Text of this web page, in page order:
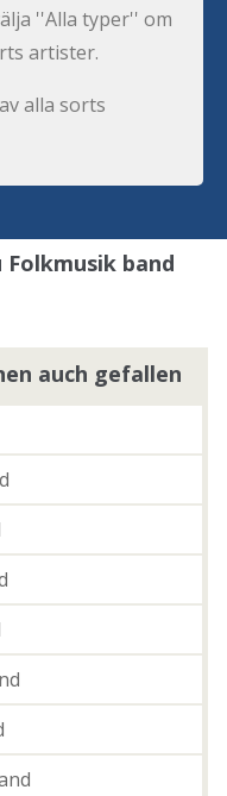
''Alla typer'' om
artister.
alla sorts
band
auch gefallen